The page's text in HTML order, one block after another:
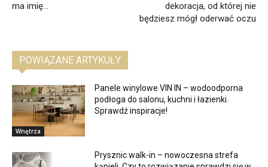
ma imię…
dekoracja, od której nie
będziesz mógł oderwać oczu
POWIĄZANE ARTYKUŁY
Wnętrza
Panele winylowe VIN IN – wodoodporna
podłoga do salonu, kuchni i łazienki.
Sprawdź inspiracje!
Prysznic walk-in – nowoczesna strefa